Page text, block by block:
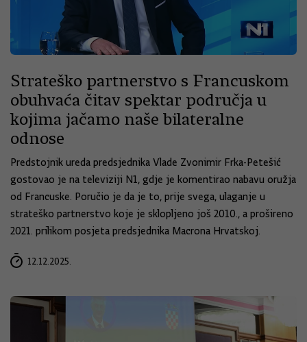
Strateško partnerstvo s Francuskom
obuhvaća čitav spektar područja u
kojima jačamo naše bilateralne
odnose
Predstojnik ureda predsjednika Vlade Zvonimir Frka-Petešić
gostovao je na televiziji N1, gdje je komentirao nabavu oružja
od Francuske. Poručio je da je to, prije svega, ulaganje u
strateško partnerstvo koje je sklopljeno još 2010., a prošireno
2021. prilikom posjeta predsjednika Macrona Hrvatskoj.
12.12.2025.